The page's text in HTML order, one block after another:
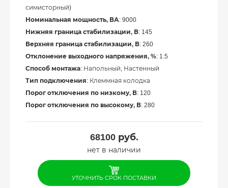
симисторный)
Номинальная мощность, ВА: 9000
Нижняя граница стабилизации, В: 145
Верхняя граница стабилизации, В: 260
Отклонение выходного напряжения, %: 1.5
Способ монтажа: Напольный, Настенный
Тип подключения: Клеммная колодка
Порог отключения по низкому, В: 120
Порог отключения по высокому, В: 280
68100руб.
нет в наличии
УТОЧНИТЬ СРОК ПОСТАВКИ